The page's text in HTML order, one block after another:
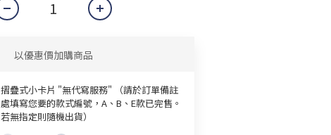
以優惠價加購商品
摺疊式小卡片 "無代寫服務" （請於訂單備註
處填寫您要的款式編號，A、B、E款已完售。
若無指定則隨機出貨）